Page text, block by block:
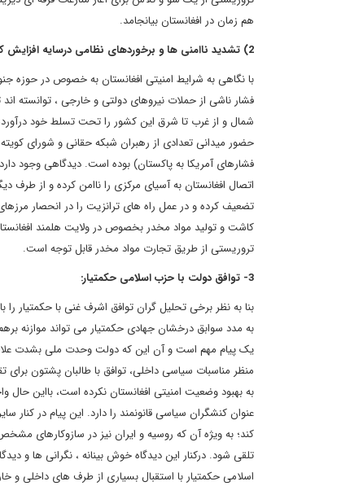
هم زمان در افغانستان بیانجامد.
2) تشدید ناامنی ها و برخوردهای نظامی درسایه افزایش کاشت و تجارت مواد مخدر :
با نگاهی به شرایط امنیتی افغانستان به خصوص در حوزه
فشار ناشی از حملات نیروهای دولتی و خارجی ، توانسته
حضور میدانی تعدادی از رهبران شبکه حقانی و شورای کویته
فشارهای آمریکا به پاکستان) بوده است. دیدگاهی وجود
اتصال افغانستان به آسیای مرکزی را ناامن کرده و از طرف
تضعیف کرده و در عمل راه های ترانزیت را در انحصار
کاشت و تولید مواد مخدر بخصوص در ولایت هلمند
تروریستی از طریق تجارت مواد مخدر قابل توجه است.
3- توافق دولت با حزب اسلامی حکمتیار:
بنا به نظر برخی تحلیل گران توافق اشرف غنی با
به مدد سوابق درخشان جهادی حکمتیار می تواند موازنه
یک پیام مهم است و آن این که دولت وحدت ملی بشدت
منظر مناسبات سیاسی داخلی، توافق با طالبان پشتون
به بهبود وضعیت امنیتی افغانستان نکرده است، بااین حال
عنوان کنشگران سیاسی قانونمند را دارد. این پیام در
کند؛ به ویژه آن که روسیه و ایران نیز در سازوکارهای
تلقی شود. درکنار این دیدگاه خوش بینانه ، نگرانی ها و
اسلامی حکمتیار با استقبال بسیاری از طرف های داخلی